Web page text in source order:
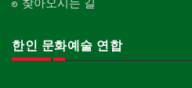
찾아오시는 길
한인 문화예술 연합